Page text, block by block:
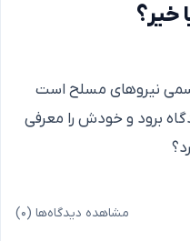
خیر؟
رسمی نیروهای مسلح است
برود و خودش را معرفی
مشاهده دیدگاه‌ها (۰)